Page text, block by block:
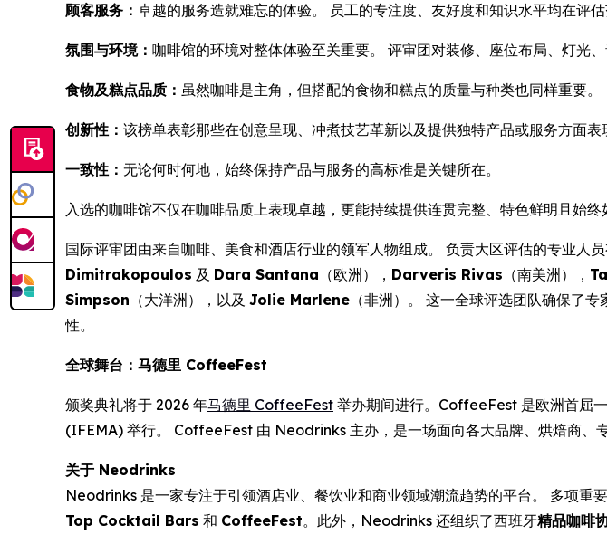
顾客服务： 卓越的服务造就难忘的体验。 员工的专注度、友好度和知识水平均在评估
氛围与环境： 咖啡馆的环境对整体体验至关重要。 评审团对装修、座位布局、灯光
食物及糕点品质： 虽然咖啡是主角，但搭配的食物和糕点的质量与种类也同样重要。
创新性： 该榜单表彰那些在创意呈现、冲煮技艺革新以及提供独特产品或服务方面表
一致性： 无论何时何地，始终保持产品与服务的高标准是关键所在。
入选的咖啡馆不仅在咖啡品质上表现卓越，更能持续提供连贯完整、特色鲜明且始终
国际评审团由来自咖啡、美食和酒店行业的领军人物组成。 负责大区评估的专业人员
Dimitrakopoulos 及 Dara Santana （欧洲）， Darveris Rivas （南美洲），
Simpson （大洋洲），以及 Jolie Marlene （非洲）。 这一全球评选团队确保了
性。
全球舞台：马德里 CoffeeFest
颁奖典礼将于 2026 年马德里 CoffeeFest 举办期间进行。CoffeeFest 是欧洲首屈
(IFEMA) 举行。 CoffeeFest 由 Neodrinks 主办，是一场面向各大品牌、烘焙商、
关于 Neodrinks
Neodrinks 是一家专注于引领酒店业、餐饮业和商业领域潮流趋势的平台。 多项重
Top Cocktail Bars 和 CoffeeFest。此外，Neodrinks 还组织了西班牙精品咖啡